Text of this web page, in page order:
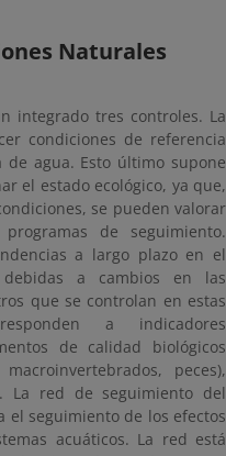
Naturales
integrado tres controles. La
condiciones de referencia
agua. Esto último supone
el estado ecológico, ya que,
se pueden valorar
de seguimiento.
a largo plazo en el
a cambios en las
que se controlan en estas
a indicadores
de calidad biológicos
peces),
La red de seguimiento del
el seguimiento de los efectos
acuáticos. La red está